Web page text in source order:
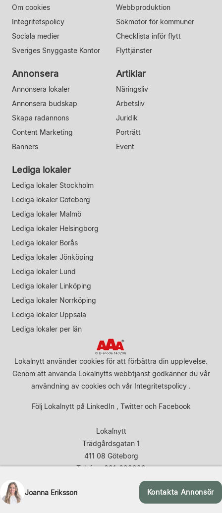
Joanna Eriksson Kontakta Annonsör
Om cookies
Integritetspolicy
Sociala medier
Sveriges Snyggaste Kontor
Webbproduktion
Sökmotor för kommuner
Checklista inför flytt
Flyttjänster
Annonsera
Annonsera lokaler
Annonsera budskap
Skapa radannons
Content Marketing
Banners
Artiklar
Näringsliv
Arbetsliv
Juridik
Porträtt
Event
Lediga lokaler
Lediga lokaler Stockholm
Lediga lokaler Göteborg
Lediga lokaler Malmö
Lediga lokaler Helsingborg
Lediga lokaler Borås
Lediga lokaler Jönköping
Lediga lokaler Lund
Lediga lokaler Linköping
Lediga lokaler Norrköping
Lediga lokaler Uppsala
Lediga lokaler per län
Lokalnytt använder cookies för att förbättra din upplevelse.
Genom att använda Lokalnytts webbtjänst godkänner du vår
användning av cookies och vår Integritetspolicy .
Följ Lokalnytt på LinkedIn, Twitteroch Facebook
Lokalnytt
Trädgårdsgatan 1
411 08 Göteborg
Telefon: 031-683920